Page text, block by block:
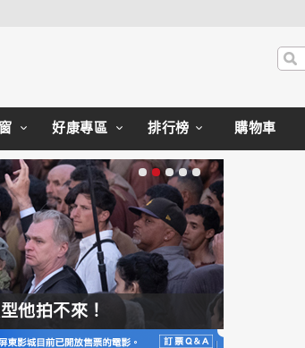
好康專區 排行榜 購物車
他拍不來！